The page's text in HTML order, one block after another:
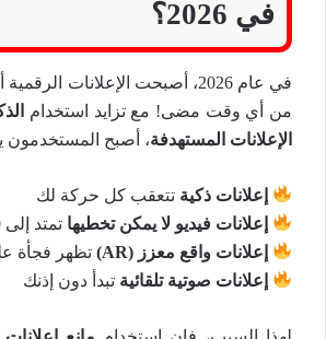
في 2026؟
في عام 2026، أصبحت الإعلانات
من أي وقت مضى! مع تزايد استخدام
الإعلانات المستهدفة، أصبح المستخدمون
إعلانات ذكية تتعقب كل حركة لك
إعلانات فيديو لا يمكن تخطيها تمتد إلى 30 ثانية
إعلانات واقع معزز (AR)
تظهر فجأة
إعلانات صوتية تلقائية تبدأ دون إذنك